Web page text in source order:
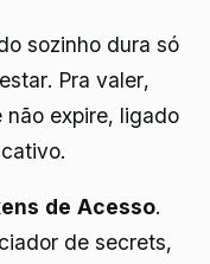
sozinho dura só
Pra valer,
expire, ligado
de Acesso.
de secrets,